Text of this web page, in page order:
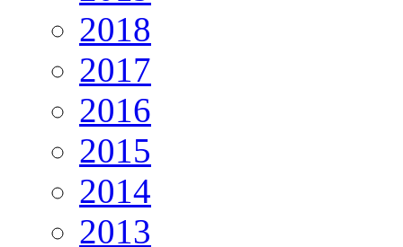
2018
2017
2016
2015
2014
2013